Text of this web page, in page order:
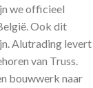
we officieel
Ook dit
Alutrading levert
van Truss.
bouwwerk naar